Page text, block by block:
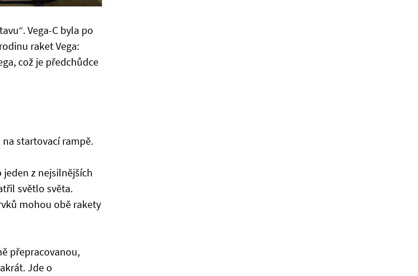
Vega-C byla po
raket Vega:
což je předchůdce
na startovací rampě.
jeden z nejsilnějších
světlo světa.
mohou obě rakety
přepracovanou,
Jde o